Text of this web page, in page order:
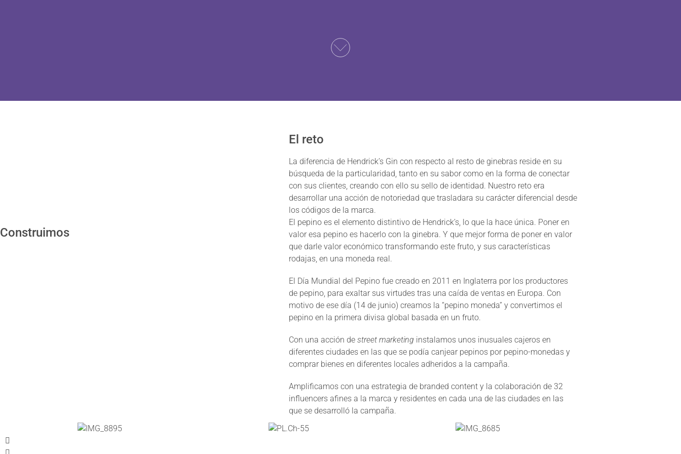
El reto
La diferencia de Hendrick’s Gin con respecto al resto de ginebras reside en su
búsqueda de la particularidad, tanto en su sabor como en la forma de conectar
con sus clientes, creando con ello su sello de identidad. Nuestro reto era
desarrollar una acción de notoriedad que trasladara su carácter diferencial desde
los códigos de la marca.
Construimos
El pepino es el elemento distintivo de Hendrick’s, lo que la hace única. Poner en
valor esa pepino es hacerlo con la ginebra. Y que mejor forma de poner en valor
que darle valor económico transformando este fruto, y sus características
rodajas, en una moneda real.
El Día Mundial del Pepino fue creado en 2011 en Inglaterra por los productores
de pepino, para exaltar sus virtudes tras una caída de ventas en Europa. Con
motivo de ese día (14 de junio) creamos la “pepino moneda” y convertimos el
pepino en la primera divisa global basada en un fruto.
Con una acción de street marketing instalamos unos inusuales cajeros en
diferentes ciudades en las que se podía canjear pepinos por pepino-monedas y
comprar bienes en diferentes locales adheridos a la campaña.
Amplificamos con una estrategia de branded content y la colaboración de 32
influencers afines a la marca y residentes en cada una de las ciudades en las
que se desarrolló la campaña.